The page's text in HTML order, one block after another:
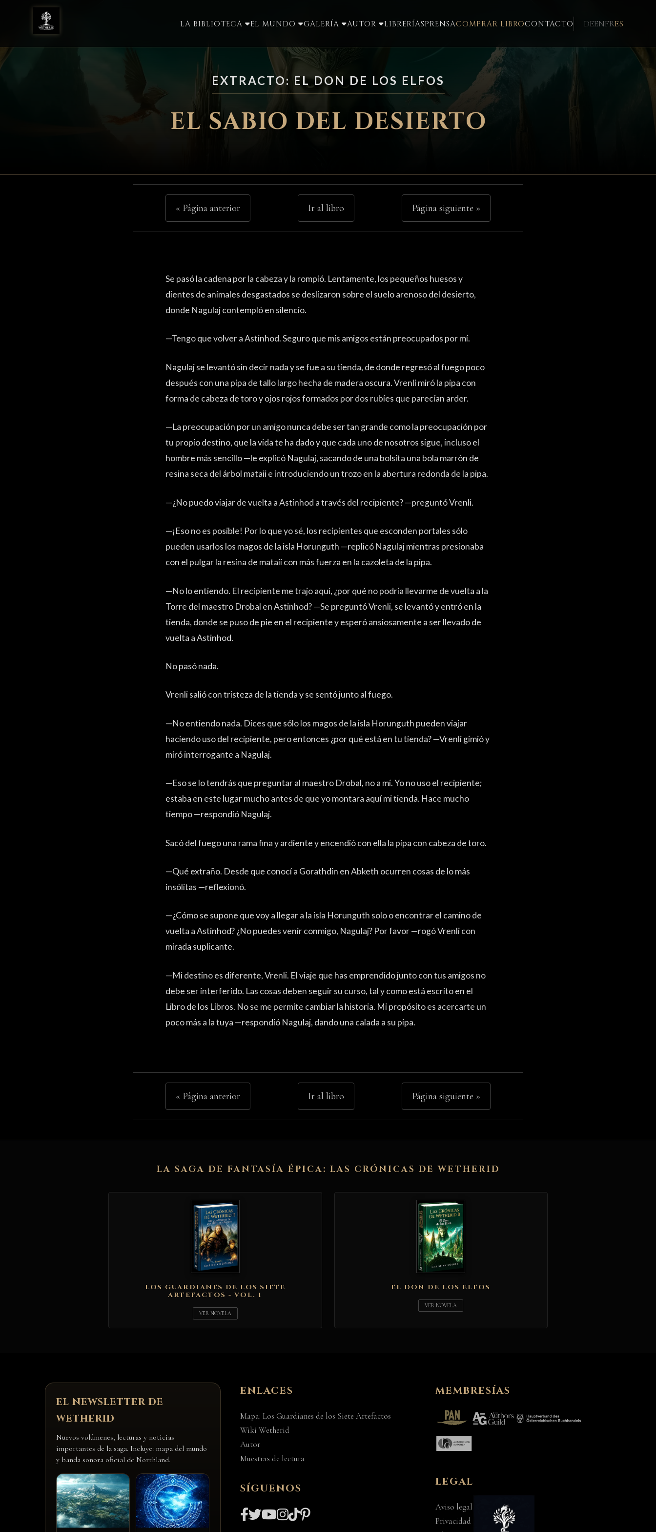
LA BIBLIOTECA EL MUNDO GALERÍA AUTOR LIBRERÍASPRENSACOMPRAR LIBROCONTACTO DEENFRES
EXTRACTO: EL DON DE LOS ELFOS
EL SABIO DEL DESIERTO
« Página anterior Ir al libro Página siguiente »
Se pasó la cadena por la cabeza y la rompió. Lentamente, los pequeños huesos y
dientes de animales desgastados se deslizaron sobre el suelo arenoso del desierto,
donde Nagulaj contempló en silencio.
—Tengo que volver a Astinhod. Seguro que mis amigos están preocupados por mí.
Nagulaj se levantó sin decir nada y se fue a su tienda, de donde regresó al fuego poco
después con una pipa de tallo largo hecha de madera oscura. Vrenli miró la pipa con
forma de cabeza de toro y ojos rojos formados por dos rubíes que parecían arder.
—La preocupación por un amigo nunca debe ser tan grande como la preocupación por
tu propio destino, que la vida te ha dado y que cada uno de nosotros sigue, incluso el
hombre más sencillo —le explicó Nagulaj, sacando de una bolsita una bola marrón de
resina seca del árbol mataii e introduciendo un trozo en la abertura redonda de la pipa.
—¿No puedo viajar de vuelta a Astinhod a través del recipiente? —preguntó Vrenli.
—¡Eso no es posible! Por lo que yo sé, los recipientes que esconden portales sólo
pueden usarlos los magos de la isla Horunguth —replicó Nagulaj mientras presionaba
con el pulgar la resina de mataii con más fuerza en la cazoleta de la pipa.
—No lo entiendo. El recipiente me trajo aquí, ¿por qué no podría llevarme de vuelta a la
Torre del maestro Drobal en Astinhod? —Se preguntó Vrenli, se levantó y entró en la
tienda, donde se puso de pie en el recipiente y esperó ansiosamente a ser llevado de
vuelta a Astinhod.
No pasó nada.
Vrenli salió con tristeza de la tienda y se sentó junto al fuego.
—No entiendo nada. Dices que sólo los magos de la isla Horunguth pueden viajar
haciendo uso del recipiente, pero entonces ¿por qué está en tu tienda? —Vrenli gimió y
miró interrogante a Nagulaj.
—Eso se lo tendrás que preguntar al maestro Drobal, no a mí. Yo no uso el recipiente;
estaba en este lugar mucho antes de que yo montara aquí mi tienda. Hace mucho
tiempo —respondió Nagulaj.
Sacó del fuego una rama fina y ardiente y encendió con ella la pipa con cabeza de toro.
—Qué extraño. Desde que conocí a Gorathdin en Abketh ocurren cosas de lo más
insólitas —reflexionó.
—¿Cómo se supone que voy a llegar a la isla Horunguth solo o encontrar el camino de
vuelta a Astinhod? ¿No puedes venir conmigo, Nagulaj? Por favor —rogó Vrenli con
mirada suplicante.
—Mi destino es diferente, Vrenli. El viaje que has emprendido junto con tus amigos no
debe ser interferido. Las cosas deben seguir su curso, tal y como está escrito en el
Libro de los Libros. No se me permite cambiar la historia. Mi propósito es acercarte un
poco más a la tuya —respondió Nagulaj, dando una calada a su pipa.
« Página anterior Ir al libro Página siguiente »
LA SAGA DE FANTASÍA ÉPICA: LAS CRÓNICAS DE WETHERID
LOS GUARDIANES DE LOS SIETE
ARTEFACTOS - VOL. 1
VER NOVELA
EL DON DE LOS ELFOS
VER NOVELA
EL NEWSLETTER DE
WETHERID
Nuevos volúmenes, lecturas y noticias
importantes de la saga. Incluye: mapa del mundo
y banda sonora oficial de Northland.
ENLACES
Mapa: Los Guardianes de los Siete Artefactos
Wiki Wetherid
Autor
Muestras de lectura
SÍGUENOS
MEMBRESÍAS
LEGAL
Aviso legal
Privacidad